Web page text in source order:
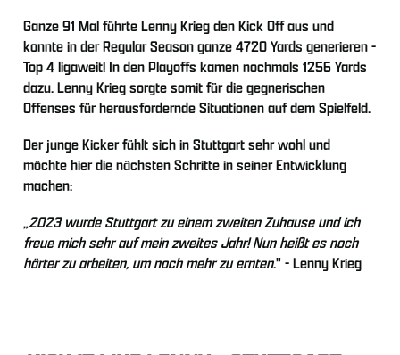
Ganze 91 Mal führte Lenny Krieg den Kick Off aus und
konnte in der Regular Season ganze 4720 Yards generieren -
Top 4 ligaweit! In den Playoffs kamen nochmals 1256 Yards
dazu. Lenny Krieg sorgte somit für die gegnerischen
Offenses für herausfordernde Situationen auf dem Spielfeld.
Der junge Kicker fühlt sich in Stuttgart sehr wohl und
möchte hier die nächsten Schritte in seiner Entwicklung
machen:
„2023 wurde Stuttgart zu einem zweiten Zuhause und ich
freue mich sehr auf mein zweites Jahr! Nun heißt es noch
härter zu arbeiten, um noch mehr zu ernten." - Lenny Krieg